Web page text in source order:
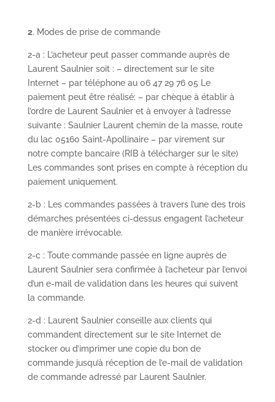
2. Modes de prise de commande
2-a : L’acheteur peut passer commande auprès de
Laurent Saulnier soit : – directement sur le site
Internet – par téléphone au 06 47 29 76 05 Le
paiement peut être réalisé: – par chèque à établir à
l’ordre de Laurent Saulnier et à envoyer à l’adresse
suivante : Saulnier Laurent chemin de la masse, route
du lac 05160 Saint-Apollinaire – par virement sur
notre compte bancaire (RIB à télécharger sur le site)
Les commandes sont prises en compte à réception du
paiement uniquement.
2-b : Les commandes passées à travers l’une des trois
démarches présentées ci-dessus engagent l’acheteur
de manière irrévocable.
2-c : Toute commande passée en ligne auprès de
Laurent Saulnier sera confirmée à l’acheteur par l’envoi
d’un e-mail de validation dans les heures qui suivent
la commande.
2-d : Laurent Saulnier conseille aux clients qui
commandent directement sur le site Internet de
stocker ou d’imprimer une copie du bon de
commande jusqu’à réception de l’e-mail de validation
de commande adressé par Laurent Saulnier.